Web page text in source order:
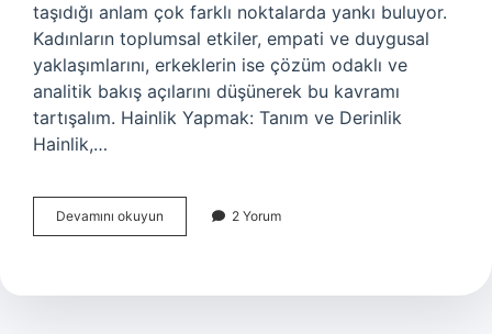
taşıdığı anlam çok farklı noktalarda yankı buluyor.
Kadınların toplumsal etkiler, empati ve duygusal
yaklaşımlarını, erkeklerin ise çözüm odaklı ve
analitik bakış açılarını düşünerek bu kavramı
tartışalım. Hainlik Yapmak: Tanım ve Derinlik
Hainlik,…
Devamını okuyun
yapmak
?
2 Yorum